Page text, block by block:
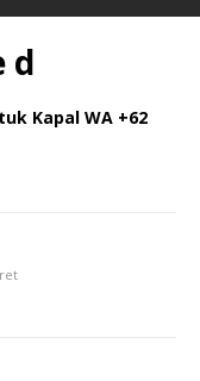
d
Kapal WA +62